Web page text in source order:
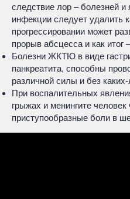
следствие лор – болезней
инфекции следует удалить
прогрессировании может
прорыв абсцесса и как итог
Болезни ЖКТЮ в виде
панкреатита, способны
различной силы и без
При воспалительных
грыжах и менингите
приступообразные боли в